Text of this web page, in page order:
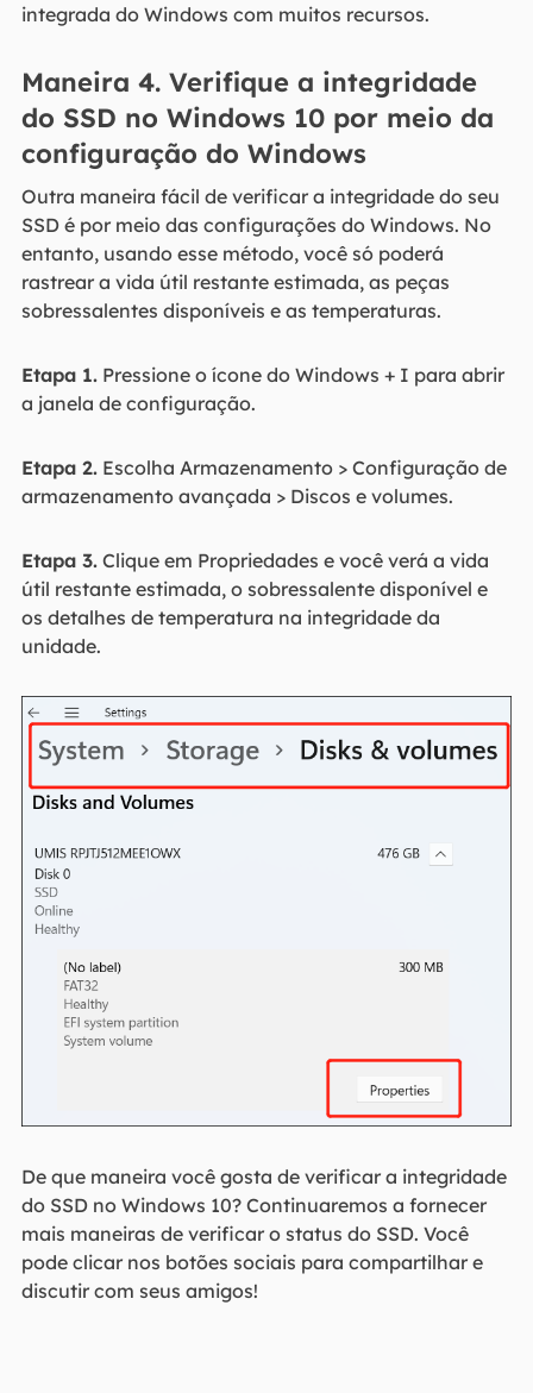
integrada do Windows com muitos recursos.
Maneira 4. Verifique a integridade
do SSD no Windows 10 por meio da
configuração do Windows
Outra maneira fácil de verificar a integridade do seu
SSD é por meio das configurações do Windows. No
entanto, usando esse método, você só poderá
rastrear a vida útil restante estimada, as peças
sobressalentes disponíveis e as temperaturas.
Etapa 1.Pressione o ícone do Windows + I para abrir
a janela de configuração.
Etapa 2.Escolha Armazenamento > Configuração de
armazenamento avançada > Discos e volumes.
Etapa 3.Clique em Propriedades e você verá a vida
útil restante estimada, o sobressalente disponível e
os detalhes de temperatura na integridade da
unidade.
De que maneira você gosta de verificar a integridade
do SSD no Windows 10? Continuaremos a fornecer
mais maneiras de verificar o status do SSD. Você
pode clicar nos botões sociais para compartilhar e
discutir com seus amigos!